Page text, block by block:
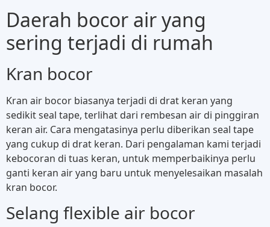
Daerah bocor air yang
sering terjadi di rumah
Kran bocor
Kran air bocor biasanya terjadi di drat keran yang
sedikit seal tape, terlihat dari rembesan air di pinggiran
keran air. Cara mengatasinya perlu diberikan seal tape
yang cukup di drat keran. Dari pengalaman kami terjadi
kebocoran di tuas keran, untuk memperbaikinya perlu
ganti keran air yang baru untuk menyelesaikan masalah
kran bocor.
Selang flexible air bocor